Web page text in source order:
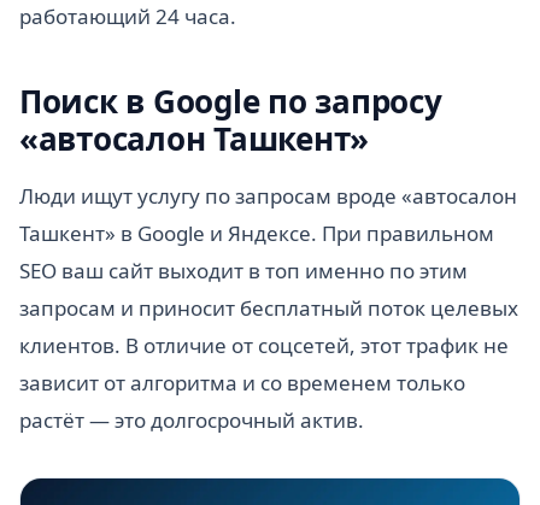
работающий 24 часа.
Поиск в Google по запросу
«автосалон Ташкент»
Люди ищут услугу по запросам вроде «автосалон
Ташкент» в Google и Яндексе. При правильном
SEO ваш сайт выходит в топ именно по этим
запросам и приносит бесплатный поток целевых
клиентов. В отличие от соцсетей, этот трафик не
зависит от алгоритма и со временем только
растёт — это долгосрочный актив.